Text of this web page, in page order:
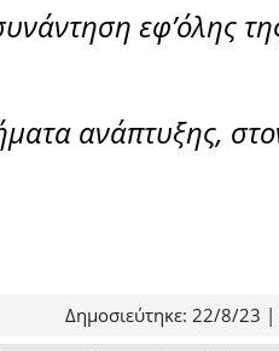
εφ’όλης
ανάπτυξης,
Δημοσιεύτηκε: 22/8/23